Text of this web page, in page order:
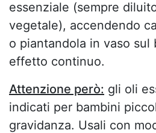
essenziale (sempre
vegetale), accendendo
o piantandola in vaso sul
effetto continuo.
Attenzione però: gli oli
indicati per bambini
gravidanza. Usali con